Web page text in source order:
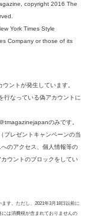
copyright 2016 The
York Times Style
Company or those of its
ントが発生しています。
行なっている偽アカウントに
tmagazinejapanのみです。
プレゼントキャンペーンの当
のアクセス、個人情報等の
ウントのブロックをしてい
す。ただし、2021年3月18日以前に
は消費税が含まれておりませんの